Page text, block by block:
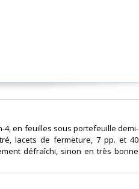
4, en feuilles sous portefeuille demi-
lacets de fermeture, 7 pp. et 40
défraîchi, sinon en très bonne